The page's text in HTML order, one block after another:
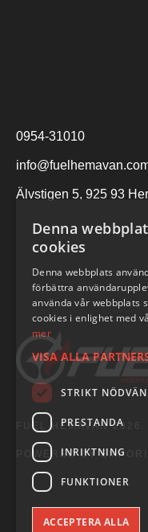
0954-31010
Älvstigen 5, 925 93
FUEL HEMAVAN
POWERED BY EMPORI
Denna
cookies
Denna webbplats
förbättra
använda vår webbplats
cookies i enlighet med
mer
VISA ALLA
STRIKT
PRESTANDA
INRIKTNING
FUNKTIONER
ACCEPTERA ALLA